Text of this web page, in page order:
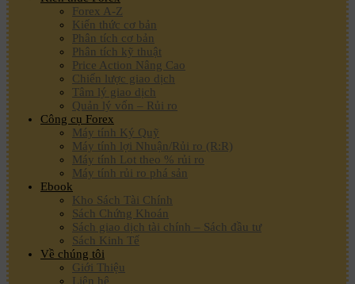
Forex A-Z
Kiến thức cơ bản
Phân tích cơ bản
Phân tích kỹ thuật
Price Action Nâng Cao
Chiến lược giao dịch
Tâm lý giao dịch
Quản lý vốn – Rủi ro
Công cụ Forex
Máy tính Ký Quỹ
Máy tính lợi Nhuận/Rủi ro (R:R)
Máy tính Lot theo % rủi ro
Máy tính rủi ro phá sản
Ebook
Kho Sách Tài Chính
Sách Chứng Khoán
Sách giao dịch tài chính – Sách đầu tư
Sách Kinh Tế
Về chúng tôi
Giới Thiệu
Liên hệ